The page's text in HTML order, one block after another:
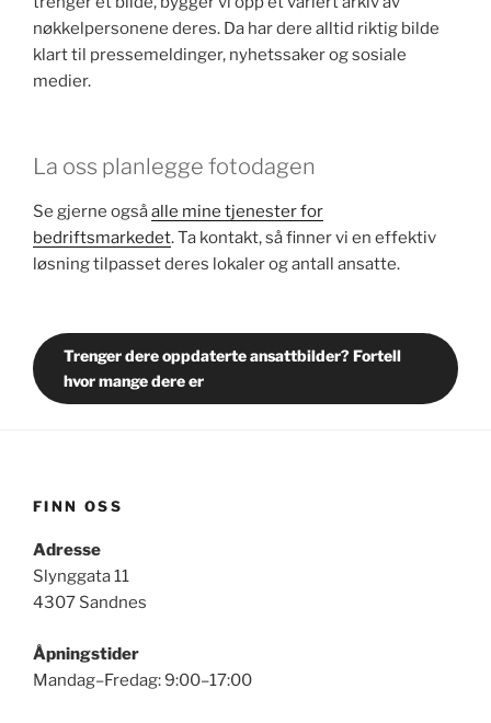
nøkkelpersonene deres. Da har dere alltid riktig bilde
klart til pressemeldinger, nyhetssaker og sosiale
medier.
La oss planlegge fotodagen
Se gjerne ogsåalle mine tjenester for
bedriftsmarkedet. Ta kontakt, så finner vi en effektiv
løsning tilpasset deres lokaler og antall ansatte.
Trenger dere oppdaterte ansattbilder? Fortell
hvor mange dere er
FINN OSS
Adresse
Slynggata 11
4307 Sandnes
Åpningstider
Mandag–Fredag: 9:00–17:00